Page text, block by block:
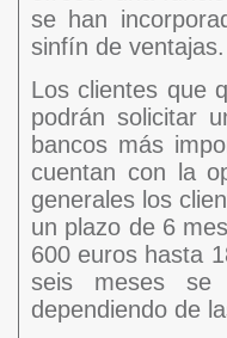
se han
sinfín de ventajas.
Los clientes que
podrán solicitar
bancos más
cuentan con la
generales los
un plazo de 6
600 euros hasta
seis meses se
dependiendo de